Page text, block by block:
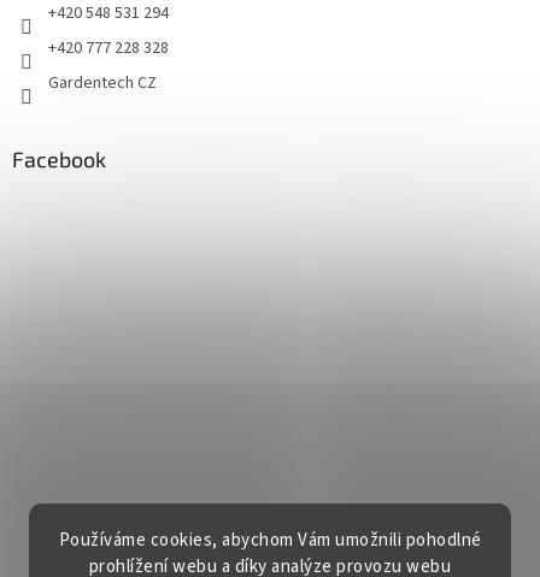
Používáme cookies, abychom Vám umožnili pohodlné
prohlížení webu a díky analýze provozu webu
+420 548 531 294
+420 777 228 328
Gardentech CZ
Facebook